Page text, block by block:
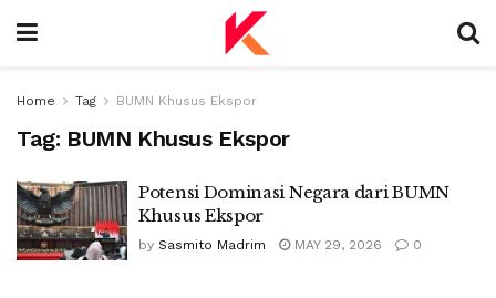
Home Tag BUMN Khusus Ekspor
Tag: BUMN Khusus Ekspor
Potensi Dominasi Negara dari BUMN
Khusus Ekspor
by Sasmito Madrim MAY 29, 2026 0